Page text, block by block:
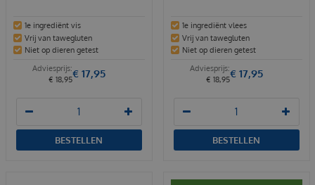
1e ingrediënt vis
Vrij van tawegluten
Niet op dieren getest
€ 18,95€ 17,95
BESTELLEN
1e ingrediënt vlees
Vrij van tawegluten
Niet op dieren getest
€ 18,95€ 17,95
BESTELLEN